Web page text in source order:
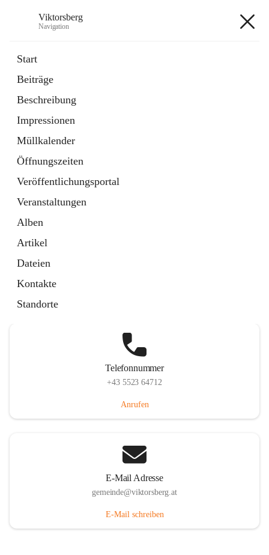
Viktorsberg
Navigation
Start
Beiträge
Beschreibung
Impressionen
Müllkalender
Öffnungszeiten
Veröffentlichungsportal
Veranstaltungen
Alben
Artikel
Dateien
Kontakte
Standorte
1 Schnellzugriff
Bürgerservice
10 Schnellzugriffe
Telefonnummer
+43 5523 64712
Anrufen
E-Mail Adresse
gemeinde@viktorsberg.at
E-Mail schreiben